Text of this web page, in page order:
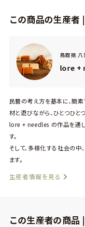
この商品の生産者 |
鳥取県 八
lore +
民藝の考え方を基本に、簡
材と遊びながら、ひとつひと
lore + needles の作品を通
す。
そして、多様化する社会の
ます。
生産者情報を見る
この生産者の商品 |